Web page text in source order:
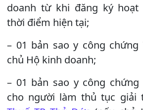
doanh từ khi đăng ký hoạt
thời điểm hiện tại;
– 01 bản sao y công chứng
chủ Hộ kinh doanh;
– 01 bản sao y công chứng
cho người làm thủ tục giải